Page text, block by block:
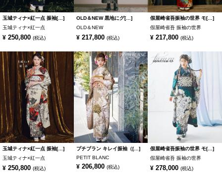
玉城ティナ×紅一点 振袖[…]
玉城ティナ×紅一点
¥ 250,800 (税込)
OLD＆NEW 黒地にグ[…]
OLD＆NEW
¥ 217,800 (税込)
假屋崎省吾振袖の世界 モ[…]
假屋崎省吾 振袖の世界
¥ 217,800 (税込)
玉城ティナ×紅一点 振袖[…]
玉城ティナ×紅一点
¥ 250,800 (税込)
プチブラン キレイ振袖（[…]
PETIT BLANC
¥ 206,800 (税込)
假屋崎省吾振袖の世界 モ[…]
假屋崎省吾 振袖の世界
¥ 278,000 (税込)